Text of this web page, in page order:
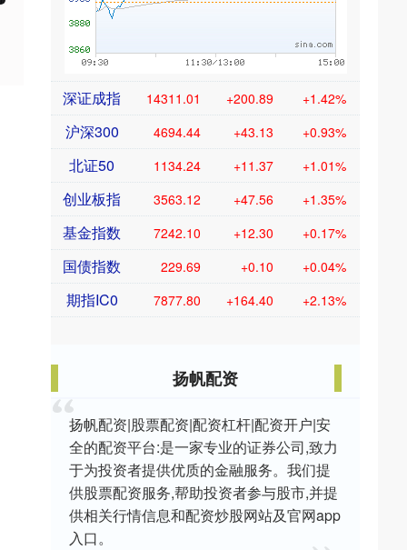
深证成指 14311.01 +200.89 +1.42%
沪深300 4694.44 +43.13 +0.93%
北证50 1134.24 +11.37 +1.01%
创业板指 3563.12 +47.56 +1.35%
基金指数 7242.10 +12.30 +0.17%
国债指数 229.69 +0.10 +0.04%
期指IC0 7877.80 +164.40 +2.13%
扬帆配资
扬帆配资|股票配资|配资杠杆|配资开户|安
全的配资平台:是一家专业的证券公司,致力
于为投资者提供优质的金融服务。我们提
供股票配资服务,帮助投资者参与股市,并提
供相关行情信息和配资炒股网站及官网app
入口。